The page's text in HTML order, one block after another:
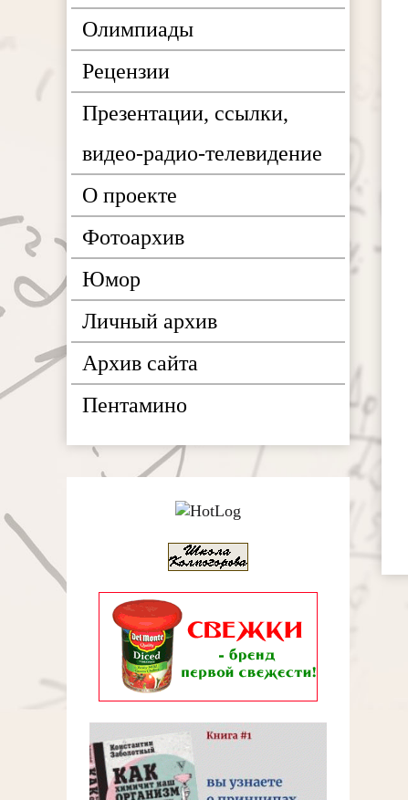
Олимпиады
Рецензии
Презентации, ссылки,
видео-радио-телевидение
О проекте
Фотоархив
Юмор
Личный архив
Архив сайта
Пентамино